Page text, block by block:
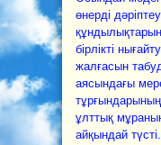
өнерді
бірлікті
жалғасын
аясындағы
тұрғындарының
ұлттық
айқындай түсті.